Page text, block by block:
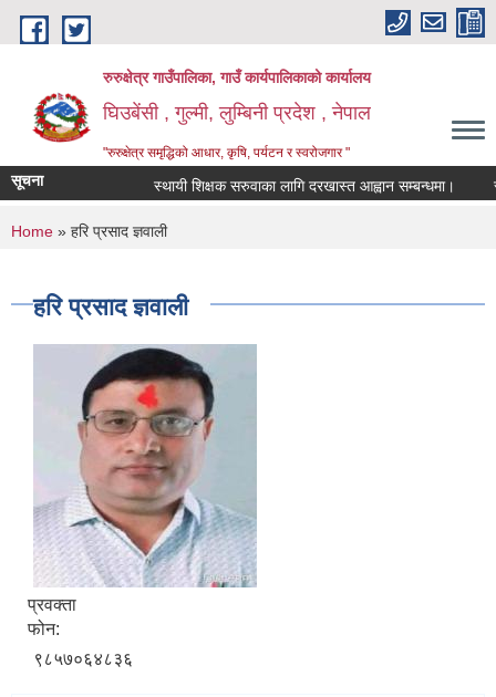
Skip to main content
रुरुक्षेत्र गाउँपालिका, गाउँ कार्यपालिकाको कार्यालय
घिउबेंसी , गुल्मी, लुम्बिनी प्रदेश , नेपाल
"रुरुक्षेत्र समृद्धिको आधार, कृषि, पर्यटन र स्वरोजगार "
सूचना स्थायी शिक्षक सरुवाका लागि दरखास्त आह्वान सम्बन्धमा।
You are here
Home » हरि प्रसाद ज्ञवाली
हरि प्रसाद ज्ञवाली
प्रवक्ता
फोन:
९८५७०६४८३६